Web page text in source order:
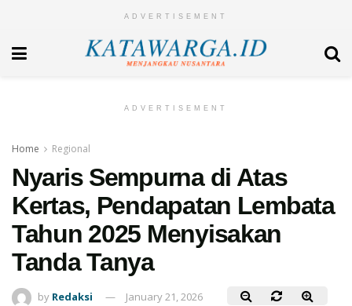
ADVERTISEMENT
ADVERTISEMENT
Home Regional
Nyaris Sempurna di Atas
Kertas, Pendapatan Lembata
Tahun 2025 Menyisakan
Tanda Tanya
by Redaksi January 21, 2026